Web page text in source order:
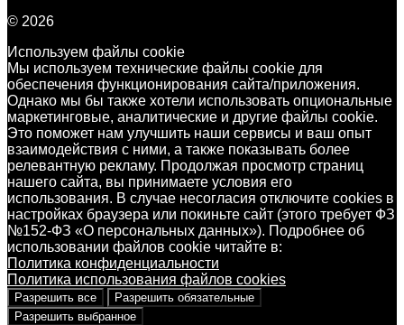
© 2026
Используем файлы cookie
Мы используем технические файлы cookie для
обеспечения функционирования сайта/приложения.
Однако мы бы также хотели использовать опциональные
маркетинговые, аналитические и другие файлы cookie.
Это поможет нам улучшить наши сервисы и ваш опыт
взаимодействия с ними, а также показывать более
релевантную рекламу. Продолжая просмотр страниц
нашего сайта, вы принимаете условия его
использования. В случае несогласия отключите cookies в
настройках браузера или покиньте сайт (этого требует ФЗ
№152-ФЗ «О персональных данных»). Подробнее об
использовании файлов cookie читайте в:
Политика конфиденциальности
Политика использования файлов cookies
Разрешить все
Разрешить обязательные
Разрешить выбранное